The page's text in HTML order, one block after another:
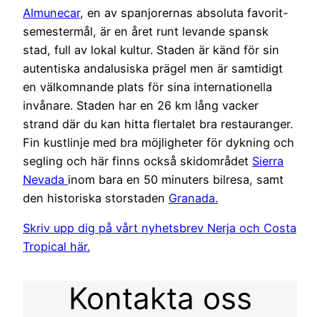
Almunecar, en av spanjorernas absoluta favorit-
semestermål, är en året runt levande spansk
stad, full av lokal kultur. Staden är känd för sin
autentiska andalusiska prägel men är samtidigt
en välkomnande plats för sina internationella
invånare. Staden har en 26 km lång vacker
strand där du kan hitta flertalet bra restauranger.
Fin kustlinje med bra möjligheter för dykning och
segling och här finns också skidområdet Sierra
Nevada inom bara en 50 minuters bilresa, samt
den historiska storstaden Granada.
Skriv upp dig på vårt nyhetsbrev Nerja och Costa
Tropical här.
Kontakta oss